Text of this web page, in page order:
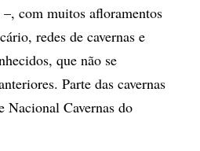
com muitos afloramentos
redes de cavernas e
que não se
Parte das cavernas
Nacional Cavernas do